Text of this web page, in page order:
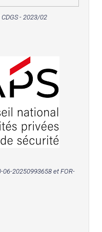
- 2023/02
06-20250993658 et FOR-